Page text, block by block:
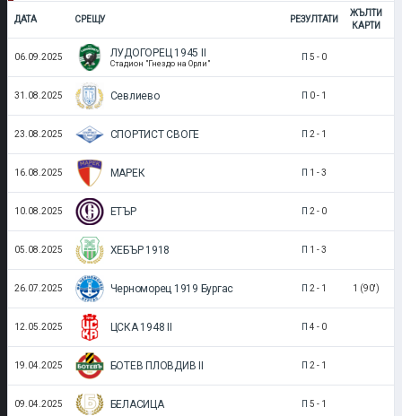
ДАТА СРЕЩУ РЕЗУЛТАТИ
ЖЪЛТИ
КАРТИ
06.09.2025 ЛУДОГОРЕЦ 1945 II
Стадион "Гнездо на Орли"
П 5 - 0
31.08.2025 Севлиево П 0- 1
23.08.2025 СПОРТИСТ СВОГЕ П 2 - 1
16.08.2025 МАРЕК П 1 -3
10.08.2025 ЕТЪР П 2 - 0
05.08.2025 ХЕБЪР 1918 П 1 -3
26.07.2025 Черноморец 1919 Бургас П 2 - 1 1 (90')
12.05.2025 ЦСКА 1948 II П 4 - 0
19.04.2025 БОТЕВ ПЛОВДИВ II П 2 - 1
09.04.2025 БЕЛАСИЦА П 5 - 1